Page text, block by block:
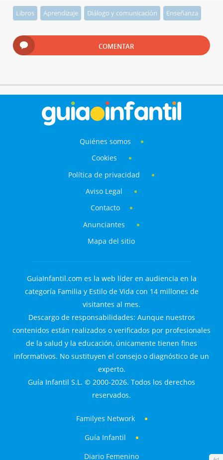
Libros Aprendizaje Diálogo y comunicación Enseñanza
COMENTAR
Quiénes somos
Cookies
Política de privacidad
Aviso Legal
Contacto
Anunciantes
Mapa del sitio
GuiaInfantil.com es la web líder en audiencia en la
categoría Familia y Estilo de Vida con 14 millones de
visitantes al mes.
Descargo de responsabilidades: Aunque nuestros
contenidos están realizados o verificados por profesionales
de la salud y la educación, únicamente tienen fines
informativos. No sustituyen el consejo o diagnóstico de un
experto.
Guía Infantil S.L. © 2000-2026. Todos los derechos
reservados.
Familyes Network
Guía Infantil
Diario Femenino